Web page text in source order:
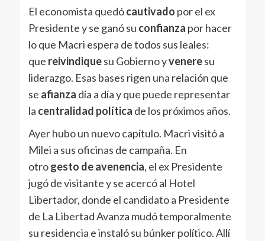
El economista quedócautivado por el ex
Presidente y se ganó su confianza por hacer
lo que Macri espera de todos sus leales:
que reivindiquesu Gobierno yveneresu
liderazgo. Esas bases rigen una relación que
se afianza día a día y que puede representar
la centralidad política de los próximos años.
Ayer hubo un nuevo capítulo. Macri visitó a
Milei a sus oficinas de campaña. En
otrogesto de avenencia, el ex Presidente
jugó de visitante y se acercó al Hotel
Libertador, donde el candidato a Presidente
de La Libertad Avanza mudó temporalmente
su residencia e instaló su búnker político. Allí